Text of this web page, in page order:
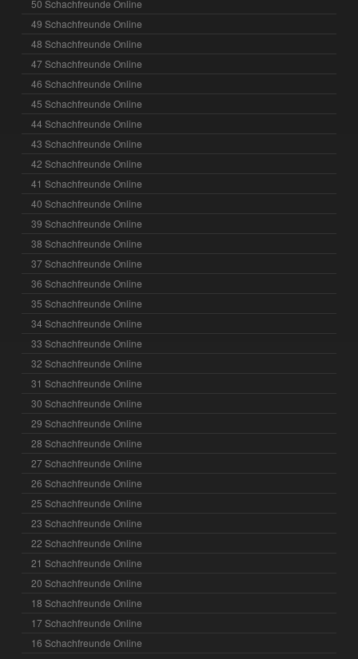
50 Schachfreunde Online
49 Schachfreunde Online
48 Schachfreunde Online
47 Schachfreunde Online
46 Schachfreunde Online
45 Schachfreunde Online
44 Schachfreunde Online
43 Schachfreunde Online
42 Schachfreunde Online
41 Schachfreunde Online
40 Schachfreunde Online
39 Schachfreunde Online
38 Schachfreunde Online
37 Schachfreunde Online
36 Schachfreunde Online
35 Schachfreunde Online
34 Schachfreunde Online
33 Schachfreunde Online
32 Schachfreunde Online
31 Schachfreunde Online
30 Schachfreunde Online
29 Schachfreunde Online
28 Schachfreunde Online
27 Schachfreunde Online
26 Schachfreunde Online
25 Schachfreunde Online
23 Schachfreunde Online
22 Schachfreunde Online
21 Schachfreunde Online
20 Schachfreunde Online
18 Schachfreunde Online
17 Schachfreunde Online
16 Schachfreunde Online